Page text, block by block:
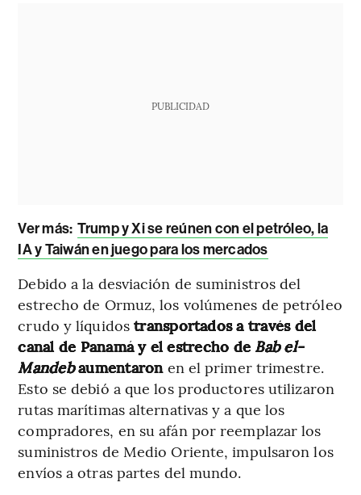
PUBLICIDAD
Ver más: Trump y Xi se reúnen con el petróleo, la
IA y Taiwán en juego para los mercados
Debido a la desviación de suministros del
estrecho de Ormuz, los volúmenes de petróleo
crudo y líquidostransportados a través del
canal de Panamá y el estrecho deBab el-
Mandebaumentaronen el primer trimestre.
Esto se debió a que los productores utilizaron
rutas marítimas alternativas y a que los
compradores, en su afán por reemplazar los
suministros de Medio Oriente, impulsaron los
envíos a otras partes del mundo.